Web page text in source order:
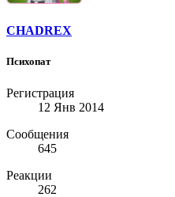
CHADREX
Психопат
Регистрация
12 Янв 2014
Сообщения
645
Реакции
262